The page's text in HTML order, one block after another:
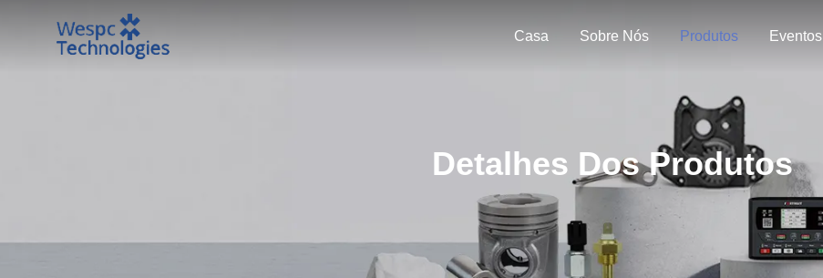
Casa Sobre Nós Produtos Eventos
Detalhes Dos Produtos